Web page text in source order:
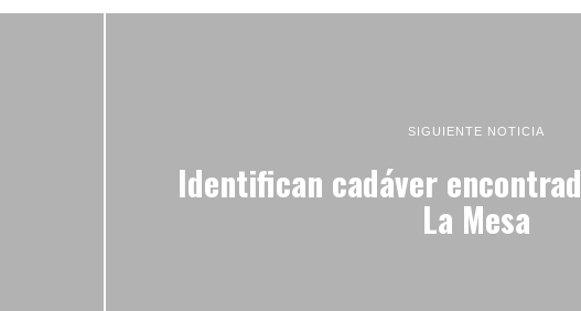
SIGUIENTE NOTICIA
Identifican cadáver
La Mesa